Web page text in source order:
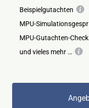
Beispielgutachten
MPU-
MPU-Gutachten-Check
und vieles mehr …